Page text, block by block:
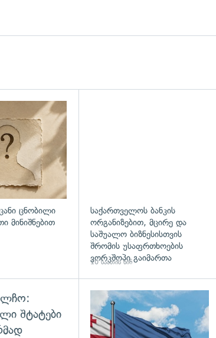
ცნობილი
მინიშნებით
საქართველოს ბანკის
ორგანიზებით, მცირე და
საშუალო ბიზნესისთვის
შრომის უსაფრთხოების
ვორკშოპი გაიმართა
10 საათის წინ
შტატები